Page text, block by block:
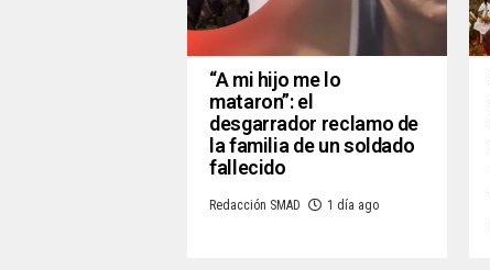
“A mi hijo me lo
mataron”: el
desgarrador reclamo de
la familia de un soldado
fallecido
Redacción SMAD 1 día ago